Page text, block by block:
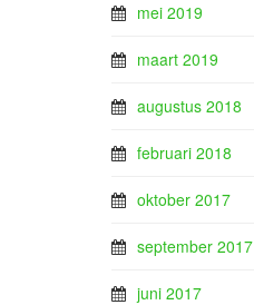
mei 2019
maart 2019
augustus 2018
februari 2018
oktober 2017
september 2017
juni 2017